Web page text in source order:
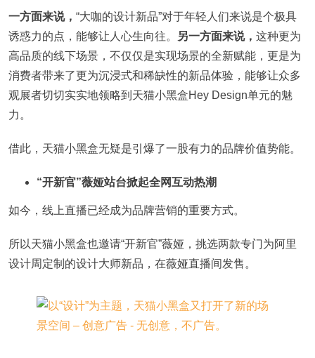
一方面来说， “大咖的设计新品”对于年轻人们来说是个极具
诱惑力的点，能够让人心生向往。
另一方面来说， 这种更为
高品质的线下场景，不仅仅是实现场景的全新赋能，更是为
消费者带来了更为沉浸式和稀缺性的新品体验，能够让众多
观展者切切实实地领略到天猫小黑盒Hey Design单元的魅
力。
借此，天猫小黑盒无疑是引爆了一股有力的品牌价值势能。
“开新官”薇娅站台掀起全网互动热潮
如今，线上直播已经成为品牌营销的重要方式。
所以天猫小黑盒也邀请“开新官”薇娅，挑选两款专门为阿里
设计周定制的设计大师新品，在薇娅直播间发售。